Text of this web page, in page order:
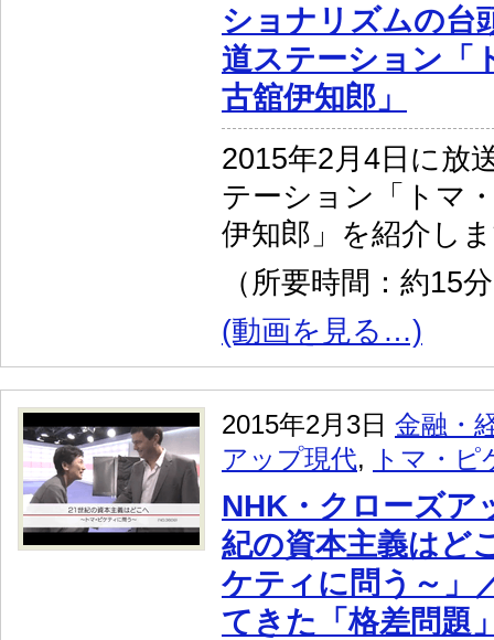
ショナリズムの台
道ステーション「
古舘伊知郎」
2015年2月4日に放
テーション「トマ
伊知郎」を紹介し
（所要時間：約15
(動画を見る…)
2015年2月3日 金融・
アップ現代, トマ・ピ
NHK・クローズア
紀の資本主義はど
ケティに問う～」
てきた「格差問題